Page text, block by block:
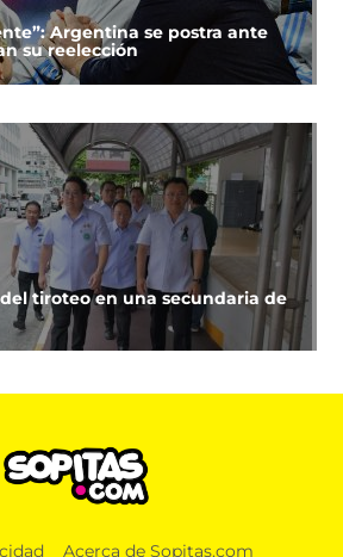
Argentina se postra ante
su reelección
tiroteo en una secundaria de
Acerca de Sopitas.com